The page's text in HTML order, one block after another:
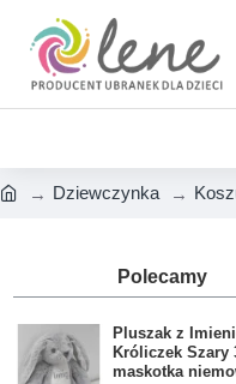
Dziewczynka
Polecamy
Pluszak z
Króliczek Szary
maskotka